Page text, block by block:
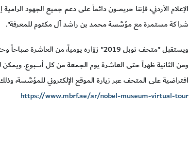
الإعلام الأردني، فإننا حريصون دائماً على دعم جميع الجهود
شراكة مستمرة مع مؤسَّسة محمد بن راشد آل مكتوم للمعرفة".
ويستقبل "متحف نوبل 2019" زوّاره يومياً، من
ومن الثانية ظهراً حتى العاشرة يوم الجمعة من كل أسبوع. ويمكن
افتراضية على المتحف عبر زيارة الموقع الإلكتروني للمؤسَّسة،
https://www.mbrf.ae/ar/nobel-museum-virtual-tour